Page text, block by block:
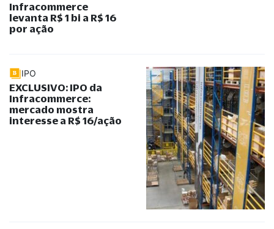
Infracommerce
levanta R$ 1 bi a R$ 16
por ação
IPO
EXCLUSIVO: IPO da
Infracommerce:
mercado mostra
interesse a R$ 16/ação